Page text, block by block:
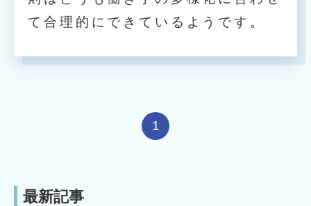
て合理的にできているようです。
1
最新記事